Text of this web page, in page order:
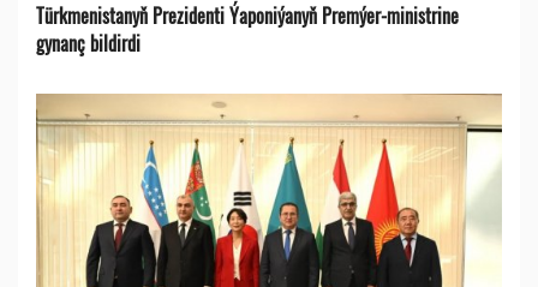
Türkmenistanyň Prezidenti Ýaponiýanyň Premýer-ministrine
gynanç bildirdi